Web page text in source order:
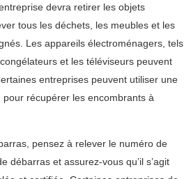
devra retirer les objets
tous les déchets, les meubles et les
Les appareils électroménagers, tels
et les téléviseurs peuvent
entreprises peuvent utiliser une
récupérer les encombrants à
pensez à relever le numéro de
débarras et assurez-vous qu’il s’agit